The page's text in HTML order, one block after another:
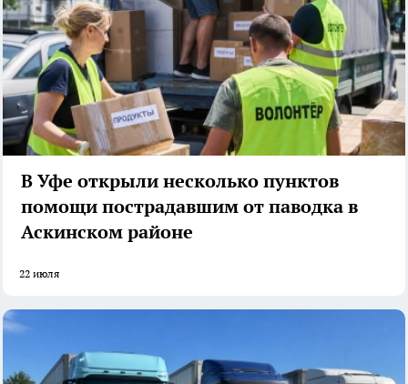
В Уфе открыли несколько пунктов
помощи пострадавшим от паводка в
Аскинском районе
22 июля